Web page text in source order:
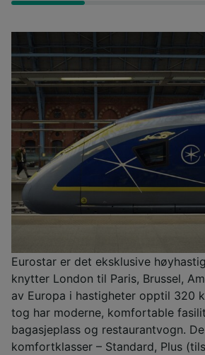
Eurostar er det eksklusive
knytter London til Paris, Brussel,
av Europa i hastigheter opptil 320
tog har moderne, komfortable
bagasjeplass og restaurantvogn.
komfortklasser – Standard, Plus